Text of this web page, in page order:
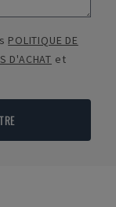
POLITIQUE DE
D'ACHAT et